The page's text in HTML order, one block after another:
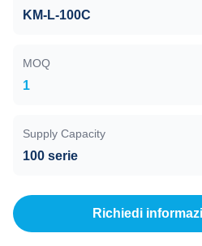
KM-L-100C
MOQ
1
Supply Capacity
100 serie
Richiedi